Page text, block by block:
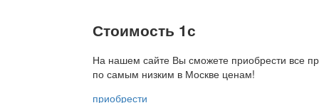
Стоимость 1с
На нашем сайте Вы сможете приобрести все
по самым низким в Москве ценам!
приобрести